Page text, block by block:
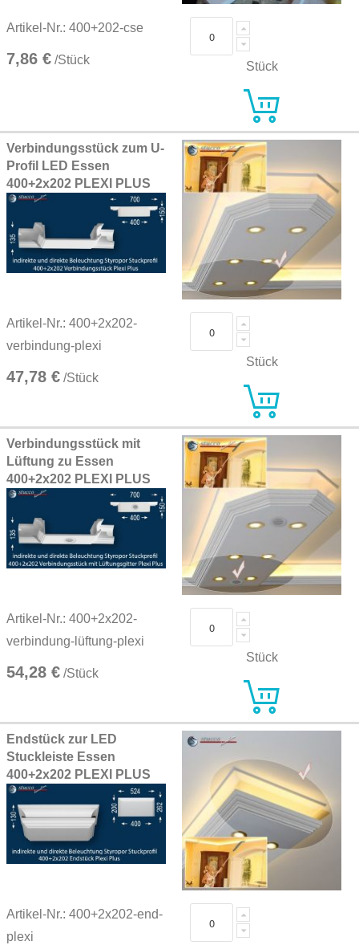
Artikel-Nr.: 400+202-cse
7,86 € /Stück Stück
Verbindungsstück zum U-
Profil LED Essen
400+2x202 PLEXI PLUS
Artikel-Nr.: 400+2x202-
verbindung-plexi
47,78 € /Stück
Stück
Verbindungsstück mit
Lüftung zu Essen
400+2x202 PLEXI PLUS
Artikel-Nr.: 400+2x202-
verbindung-lüftung-plexi
54,28 € /Stück
Stück
Endstück zur LED
Stuckleiste Essen
400+2x202 PLEXI PLUS
Artikel-Nr.: 400+2x202-end-
plexi